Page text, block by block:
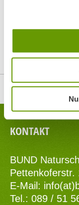
KONTAKT
BUND
Pettenkoferstr.
E-Mail:
Tel.: 089 / 51